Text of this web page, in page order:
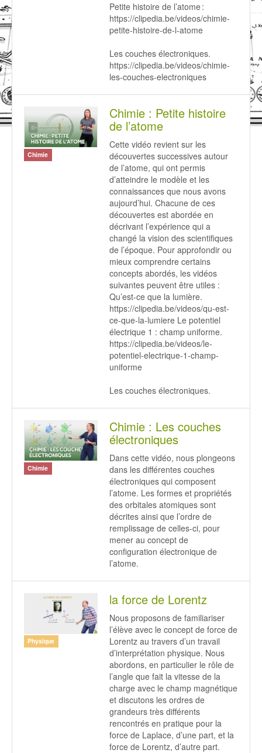
Petite histoire de l’atome :
https://clipedia.be/videos/chimie-
petite-histoire-de-l-atome
Les couches électroniques.
https://clipedia.be/videos/chimie-
les-couches-electroniques
Chimie
Chimie : Petite histoire
de l’atome
Cette vidéo revient sur les
découvertes successives autour
de l’atome, qui ont permis
d’atteindre le modèle et les
connaissances que nous avons
aujourd’hui. Chacune de ces
découvertes est abordée en
décrivant l’expérience qui a
changé la vision des scientifiques
de l’époque. Pour approfondir ou
mieux comprendre certains
concepts abordés, les vidéos
suivantes peuvent être utiles :
Qu’est-ce que la lumière.
https://clipedia.be/videos/qu-est-
ce-que-la-lumiere Le potentiel
électrique 1 : champ uniforme.
https://clipedia.be/videos/le-
potentiel-electrique-1-champ-
uniforme
Les couches électroniques.
Chimie
Chimie : Les couches
électroniques
Dans cette vidéo, nous plongeons
dans les différentes couches
électroniques qui composent
l’atome. Les formes et propriétés
des orbitales atomiques sont
décrites ainsi que l’ordre de
remplissage de celles-ci, pour
mener au concept de
configuration électronique de
l’atome.
Physique
la force de Lorentz
Nous proposons de familiariser
l’élève avec le concept de force de
Lorentz au travers d’un travail
d’interprétation physique. Nous
abordons, en particulier le rôle de
l’angle que fait la vitesse de la
charge avec le champ magnétique
et discutons les ordres de
grandeurs très différents
rencontrés en pratique pour la
force de Laplace, d’une part, et la
force de Lorentz, d’autre part.